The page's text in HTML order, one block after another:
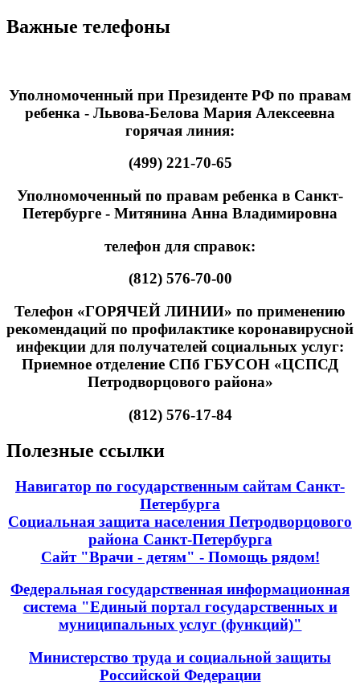
Важные телефоны
Уполномоченный при Президенте РФ по правам
ребенка - Львова-Белова Мария Алексеевна
горячая линия:
(499) 221-70-65
Уполномоченный по правам ребенка в Санкт-
Петербурге - Митянина Анна Владимировна
телефон для справок:
(812) 576-70-00
Телефон «ГОРЯЧЕЙ ЛИНИИ» по применению
рекомендаций по профилактике коронавирусной
инфекции для получателей социальных услуг:
Приемное отделение СПб ГБУСОН «ЦСПСД
Петродворцового района»
(812) 576-17-84
Полезные ссылки
Навигатор по государственным сайтам Санкт-
Петербурга
Социальная защита населения Петродворцового
района Санкт-Петербурга
Сайт "Врачи - детям" - Помощь рядом!
Федеральная государственная информационная
система "Единый портал государственных и
муниципальных услуг (функций)"
Министерство труда и социальной защиты
Российской Федерации